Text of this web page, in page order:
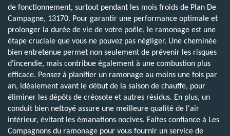
de fonctionnement, surtout pendant les mois froids de Plan De
Campagne, 13170. Pour garantir une performance optimale et
prolonger la durée de vie de votre poêle, le ramonage est une
étape cruciale que vous ne pouvez pas négliger. Une cheminée
bien entretenue permet non seulement de prévenir les risques
d'incendie, mais contribue également à une combustion plus
efficace. Pensez à planifier un ramonage au moins une fois par
an, idéalement avant le début de la saison de chauffe, pour
éliminer les dépôts de créosote et autres résidus. En plus, un
conduit bien nettoyé assure une meilleure qualité de l'air
intérieur, évitant les émanations nocives. Faites confiance à Les
Compagnons du ramonage pour vous fournir un service de